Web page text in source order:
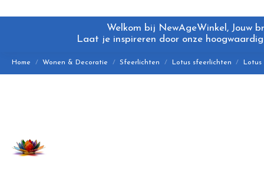
Welkom bij NewAgeWinkel, Jouw
Laat je inspireren door onze
Home Wonen & Decoratie Sfeerlichten Lotus sfeerlichten Lotus